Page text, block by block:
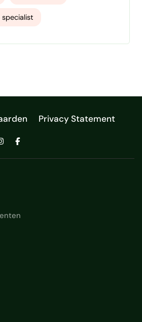
ik ook goed uit de
assistant, zoals het
taken en ondersteuning op
Privacy Statement